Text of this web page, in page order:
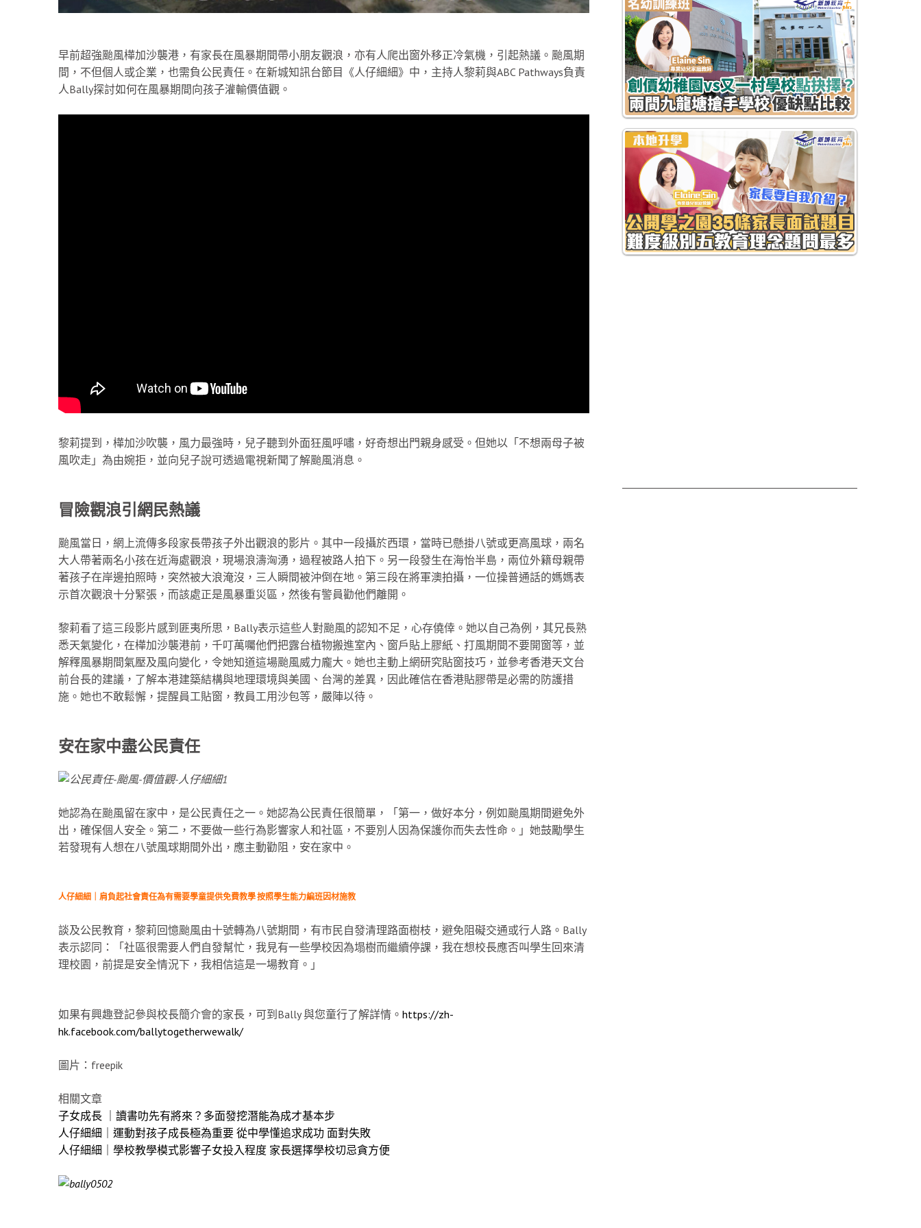
早前超強颱風樺加沙襲港，有家長在風暴期間帶小朋友觀浪，亦有人爬出窗外移正冷氣機，引起熱議。颱風期
間，不但個人或企業，也需負公民責任。在新城知訊台節目《人仔細細》中，主持人黎莉與ABC Pathways負責
人Bally探討如何在風暴期間向孩子灌輸價值觀。
黎莉提到，樺加沙吹襲，風力最強時，兒子聽到外面狂風呼嘯，好奇想出門親身感受。但她以「不想兩母子被
風吹走」為由婉拒，並向兒子說可透過電視新聞了解颱風消息。
冒險觀浪引網民熱議
颱風當日，網上流傳多段家長帶孩子外出觀浪的影片。其中一段攝於西環，當時已懸掛八號或更高風球，兩名
大人帶著兩名小孩在近海處觀浪，現場浪濤洶湧，過程被路人拍下。另一段發生在海怡半島，兩位外籍母親帶
著孩子在岸邊拍照時，突然被大浪淹沒，三人瞬間被沖倒在地。第三段在將軍澳拍攝，一位操普通話的媽媽表
示首次觀浪十分緊張，而該處正是風暴重災區，然後有警員勸他們離開。
黎莉看了這三段影片感到匪夷所思，Bally表示這些人對颱風的認知不足，心存僥倖。她以自己為例，其兄長熟
悉天氣變化，在樺加沙襲港前，千叮萬囑他們把露台植物搬進室內、窗戶貼上膠紙、打風期間不要開窗等，並
解釋風暴期間氣壓及風向變化，令她知道這場颱風威力龐大。她也主動上網研究貼窗技巧，並參考香港天文台
前台長的建議，了解本港建築結構與地理環境與美國、台灣的差異，因此確信在香港貼膠帶是必需的防護措
施。她也不敢鬆懈，提醒員工貼窗，教員工用沙包等，嚴陣以待。
安在家中盡公民責任
她認為在颱風留在家中，是公民責任之一。她認為公民責任很簡單，「第一，做好本分，例如颱風期間避免外
出，確保個人安全。第二，不要做一些行為影響家人和社區，不要別人因為保護你而失去性命。」她鼓勵學生
若發現有人想在八號風球期間外出，應主動勸阻，安在家中。
人仔細細｜肩負起社會責任為有需要學童提供免費教學 按照學生能力編班因材施教
談及公民教育，黎莉回憶颱風由十號轉為八號期間，有市民自發清理路面樹枝，避免阻礙交通或行人路。Bally
表示認同：「社區很需要人們自發幫忙，我見有一些學校因為塌樹而繼續停課，我在想校長應否叫學生回來清
理校園，前提是安全情況下，我相信這是一場教育。」
如果有興趣登記參與校長簡介會的家長，可到Bally 與您童行了解詳情。 https://zh-
hk.facebook.com/ballytogetherwewalk/
圖片：freepik
相關文章
子女成長 ｜讀書叻先有將來？多面發挖潛能為成才基本步
人仔細細｜運動對孩子成長極為重要 從中學懂追求成功 面對失敗
人仔細細｜學校教學模式影響子女投入程度 家長選擇學校切忌貪方便